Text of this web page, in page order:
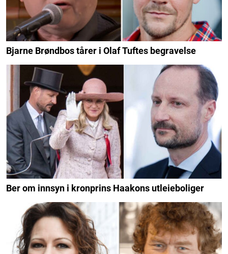
Bjarne Brøndbos tårer i Olaf Tuftes begravelse
Ber om innsyn i kronprins Haakons utleieboliger